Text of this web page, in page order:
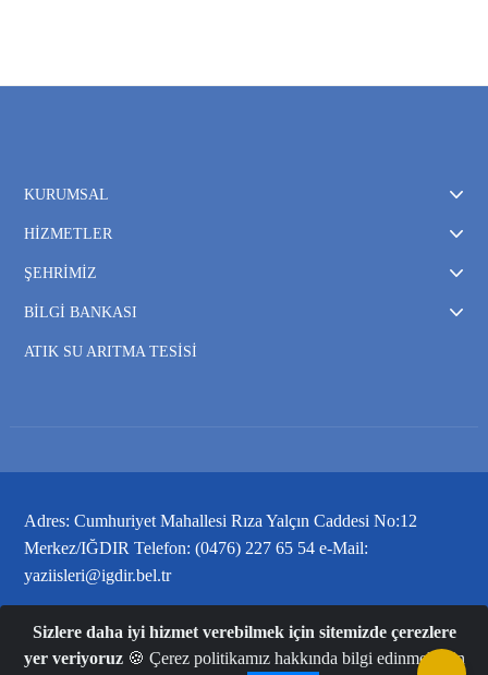
KURUMSAL
HİZMETLER
ŞEHRİMİZ
BİLGİ BANKASI
ATIK SU ARITMA TESİSİ
Adres: Cumhuriyet Mahallesi Rıza Yalçın Caddesi No:12
Merkez/IĞDIR Telefon: (0476) 227 65 54 e-Mail:
yaziisleri@igdir.bel.tr
Iğdır Belediye Başkanlığı
Sizlere daha iyi hizmet verebilmek için sitemizde çerezlere
yer veriyoruz🍪 Çerez politikamız hakkında bilgi edinmek için